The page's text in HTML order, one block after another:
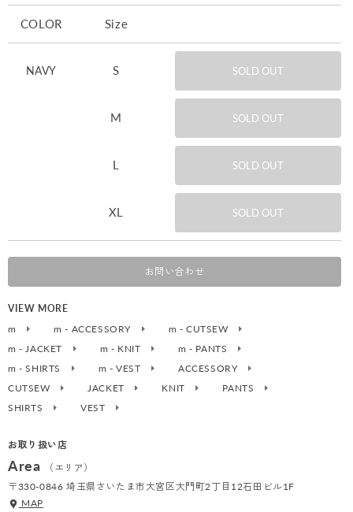
COLOR Size
NAVY S SOLD OUT
M SOLD OUT
L SOLD OUT
XL SOLD OUT
お問い合わせ
VIEW MORE
m
m - ACCESSORY
m - CUTSEW
m - JACKET
m - KNIT
m - PANTS
m - SHIRTS
m - VEST
ACCESSORY
CUTSEW
JACKET KNIT
PANTS
SHIRTS
VEST
お取り扱い店
Area
（エリア）
〒330-0846 埼玉県さいたま市大宮区大門町2丁目12石田ビル1F
MAP